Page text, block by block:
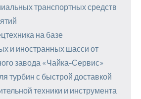
транспортных средств
на базе
и иностранных шасси от
завода «Чайка-Сервис»
турбин с быстрой доставкой
техники и инструмента